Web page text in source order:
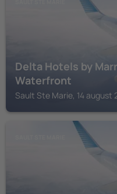
Delta Hotels by
Waterfront
Sault Ste Marie, 14 august